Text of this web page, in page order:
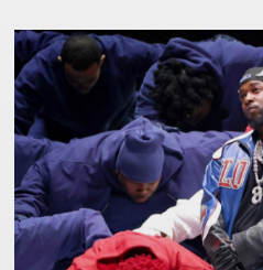
bij het Audi F1 Project (Sauber
overgang van wielrennen naar
een logische ontwikkeling in